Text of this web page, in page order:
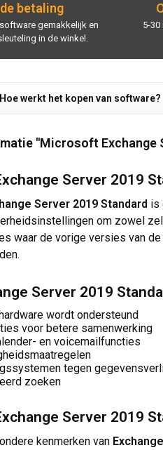
betaling
gemakkelijk en
in de winkel.
5-30
Hoe werkt het kopen van software?
"Microsoft Exchange
Server 2019
Server 2019 Standard is
om zowel
waar de vorige versies van
Server 2019
wordt ondersteund
voor betere samenwerking
en voicemailfuncties
tegen
zoeken
Server 2019
kenmerken van